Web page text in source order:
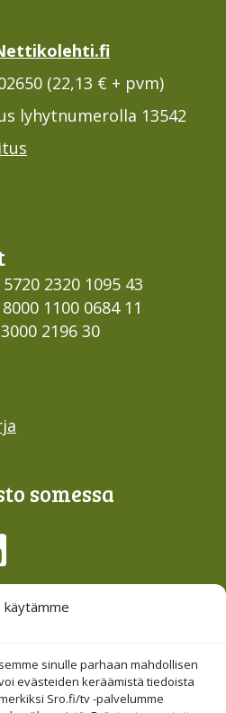
sinulle parhaan mahdollisen
evästeiden keräämistä tiedoista
Sro.fi/tv -palvelumme
(22,13 € + pvm)
lyhytnumerolla 13542
2320 1095 43
1100 0684 11
2196 30
somessa